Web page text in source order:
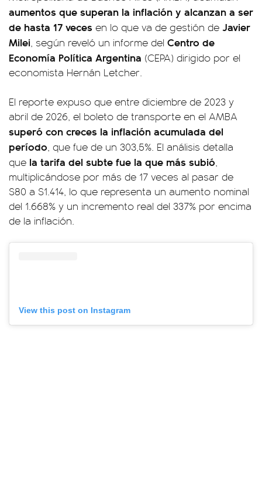
aumentos que superan la inflación y alcanzan a ser
de hasta 17 veces en lo que va de gestión de Javier
Milei, según reveló un informe del Centro de
Economía Política Argentina (CEPA) dirigido por el
economista Hernán Letcher.
El reporte expuso que entre diciembre de 2023 y
abril de 2026, el boleto de transporte en el AMBA
superó con creces la inflación acumulada del
período, que fue de un 303,5%. El análisis detalla
que la tarifa del subte fue la que más subió,
multiplicándose por más de 17 veces al pasar de
$80 a $1.414, lo que representa un aumento nominal
del 1.668% y un incremento real del 337% por encima
de la inflación.
View this post on Instagram